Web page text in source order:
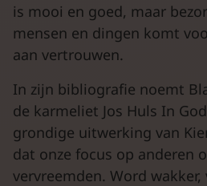
is mooi en goed, maar
mensen en dingen komt
aan vertrouwen.
In zijn bibliografie noemt
de karmeliet Jos Huls In
grondige uitwerking van
dat onze focus op anderen
vervreemden. Word